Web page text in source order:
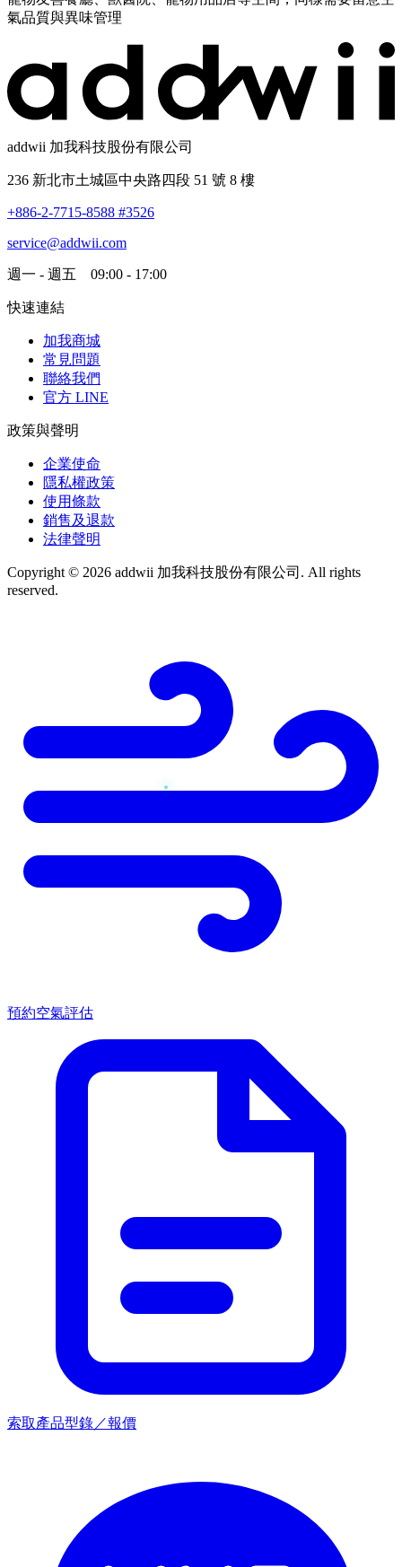
氣品質與異味管理
addwii 加我科技股份有限公司
236 新北市土城區中央路四段 51 號 8 樓
+886-2-7715-8588 #3526
service@addwii.com
週一 - 週五 09:00 - 17:00
快速連結
加我商城
常見問題
聯絡我們
官方 LINE
政策與聲明
企業使命
隱私權政策
使用條款
銷售及退款
法律聲明
Copyright © 2026 addwii 加我科技股份有限公司. All rights
reserved.
預約空氣評估
索取產品型錄／報價